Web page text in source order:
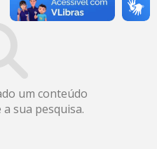
um conteúdo
sua pesquisa.